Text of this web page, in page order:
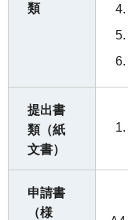
類
提出書
類（紙
文書）
申請書
（様